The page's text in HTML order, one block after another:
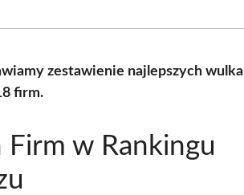
(Twitter)
zestawienie najlepszych
firm.
Firm w Rankingu